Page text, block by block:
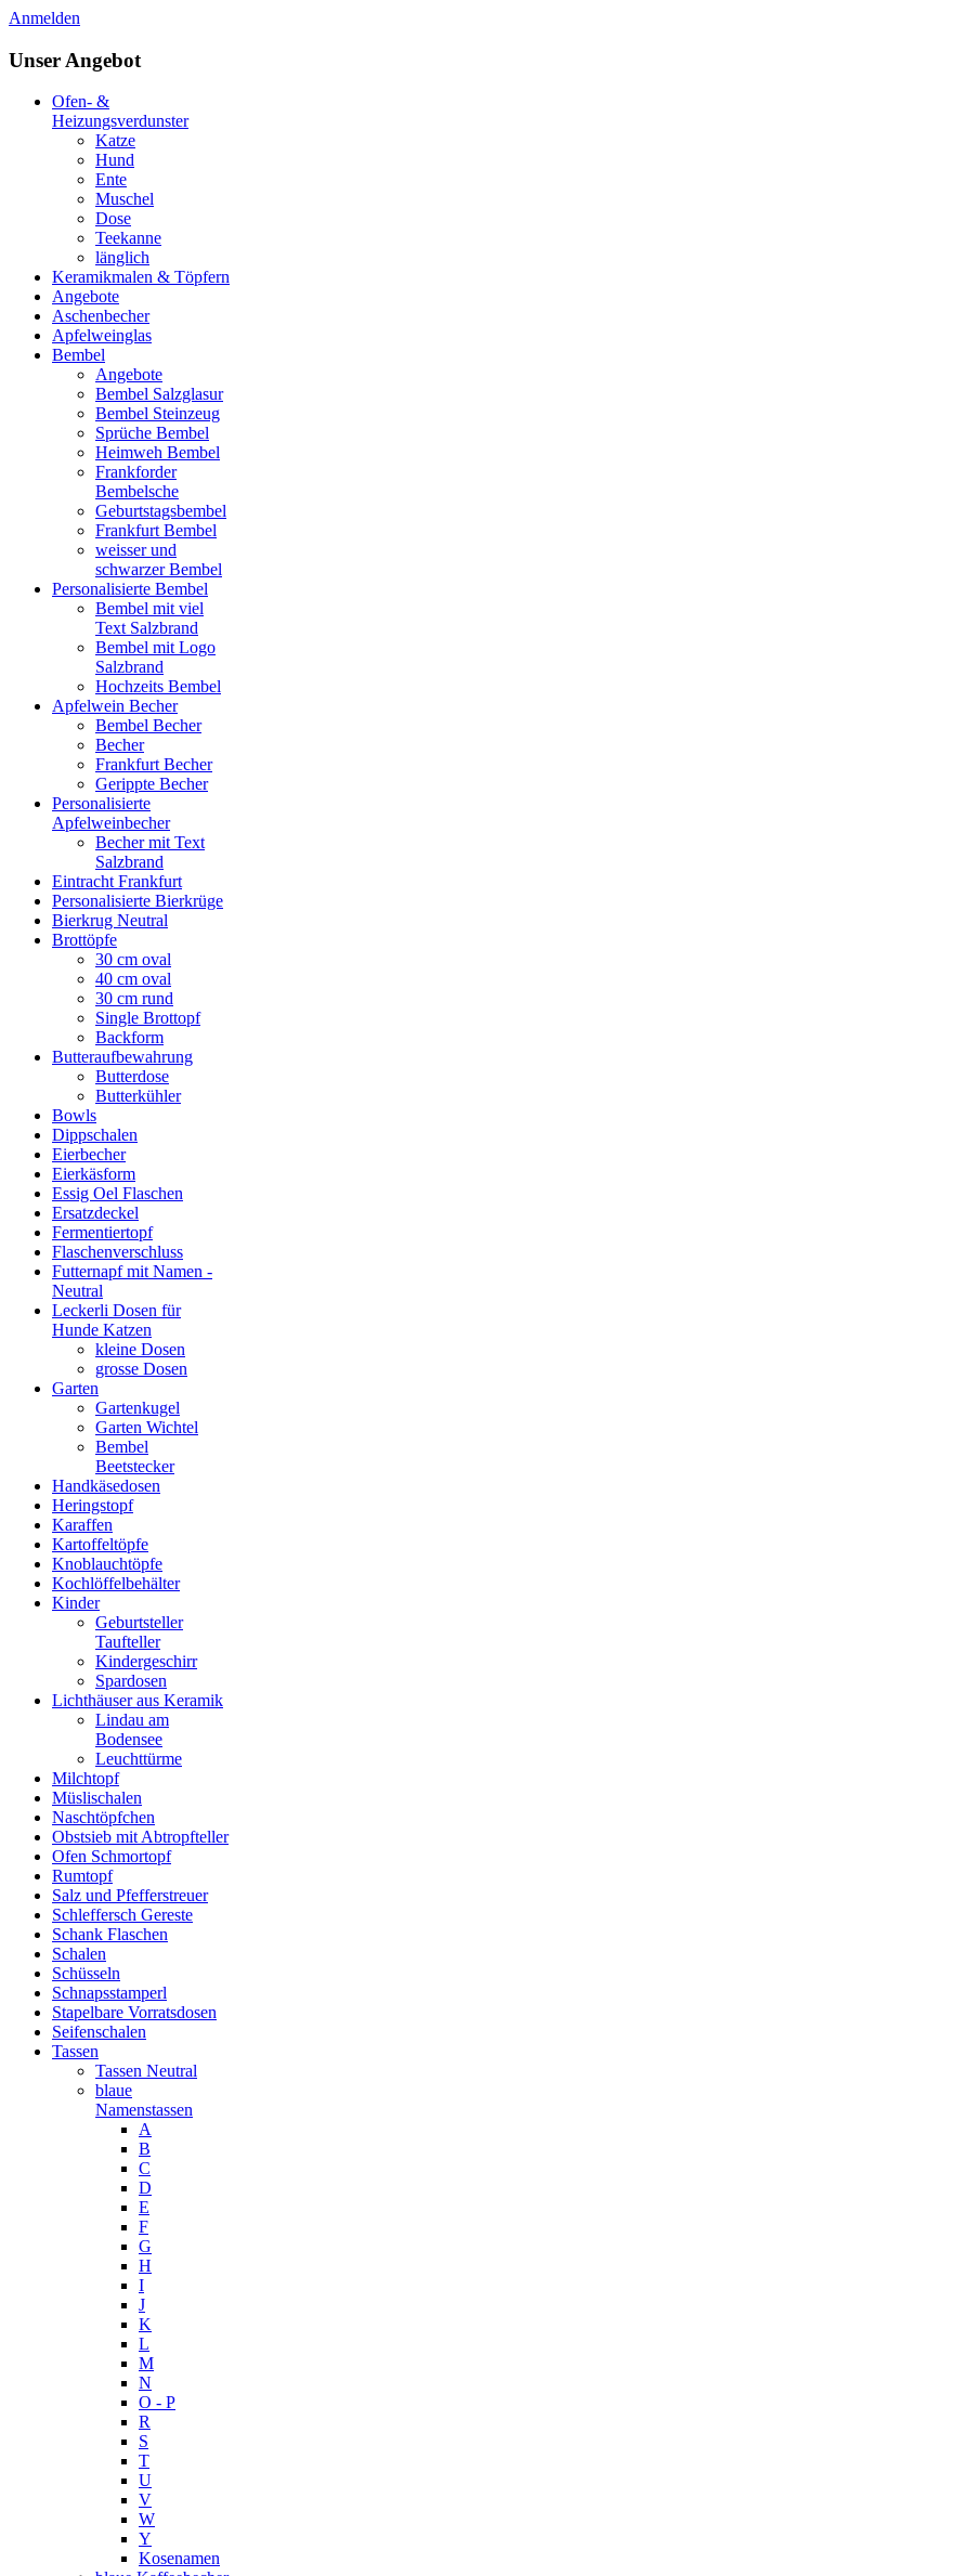
Anmelden
Unser Angebot
Ofen- &
Heizungsverdunster
Katze
Hund
Ente
Muschel
Dose
Teekanne
länglich
Keramikmalen & Töpfern
Angebote
Aschenbecher
Apfelweinglas
Bembel
Angebote
Bembel Salzglasur
Bembel Steinzeug
Sprüche Bembel
Heimweh Bembel
Frankforder
Bembelsche
Geburtstagsbembel
Frankfurt Bembel
weisser und
schwarzer Bembel
Personalisierte Bembel
Bembel mit viel
Text Salzbrand
Bembel mit Logo
Salzbrand
Hochzeits Bembel
Apfelwein Becher
Bembel Becher
Becher
Frankfurt Becher
Gerippte Becher
Personalisierte
Apfelweinbecher
Becher mit Text
Salzbrand
Eintracht Frankfurt
Personalisierte Bierkrüge
Bierkrug Neutral
Brottöpfe
30 cm oval
40 cm oval
30 cm rund
Single Brottopf
Backform
Butteraufbewahrung
Butterdose
Butterkühler
Bowls
Dippschalen
Eierbecher
Eierkäsform
Essig Oel Flaschen
Ersatzdeckel
Fermentiertopf
Flaschenverschluss
Futternapf mit Namen -
Neutral
Leckerli Dosen für
Hunde Katzen
kleine Dosen
grosse Dosen
Garten
Gartenkugel
Garten Wichtel
Bembel
Beetstecker
Handkäsedosen
Heringstopf
Karaffen
Kartoffeltöpfe
Knoblauchtöpfe
Kochlöffelbehälter
Kinder
Geburtsteller
Taufteller
Kindergeschirr
Spardosen
Lichthäuser aus Keramik
Lindau am
Bodensee
Leuchttürme
Milchtopf
Müslischalen
Naschtöpfchen
Obstsieb mit Abtropfteller
Ofen Schmortopf
Rumtopf
Salz und Pfefferstreuer
Schleffersch Gereste
Schank Flaschen
Schalen
Schüsseln
Schnapsstamperl
Stapelbare Vorratsdosen
Seifenschalen
Tassen
Tassen Neutral
blaue
Namenstassen
A
B
C
D
E
F
G
H
I
J
K
L
M
N
O - P
R
S
T
U
V
W
Y
Kosenamen